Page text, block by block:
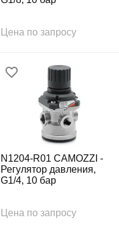
Цена по запросу
N1204-R01 CAMOZZI -
Регулятор давления,
G1/4, 10 бар
Цена по запросу